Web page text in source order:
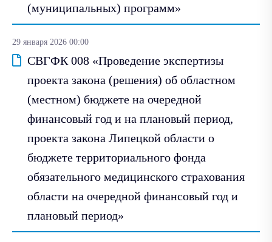
(муниципальных) программ»
29 января 2026 00:00
СВГФК 008 «Проведение экспертизы
проекта закона (решения) об областном
(местном) бюджете на очередной
финансовый год и на плановый период,
проекта закона Липецкой области о
бюджете территориального фонда
обязательного медицинского страхования
области на очередной финансовый год и
плановый период»